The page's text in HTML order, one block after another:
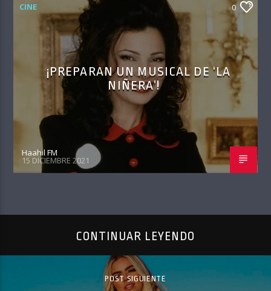
CINE 0
¡PREPARAN UN MUSICAL DE ‘LA
NIÑERA’!
Haahil FM
15 DICIEMBRE 2021
CONTINUAR LEYENDO
POST SIGUIENTE